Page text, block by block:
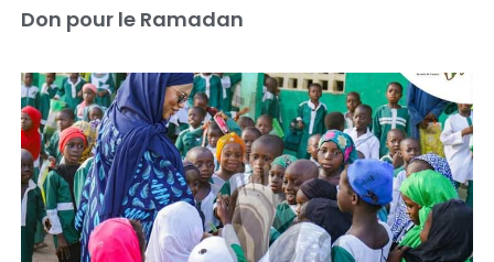
Don pour le Ramadan